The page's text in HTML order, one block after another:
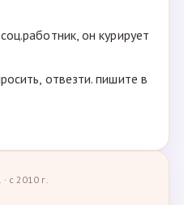
он курирует
отвезти. пишите в
с 2010 г.